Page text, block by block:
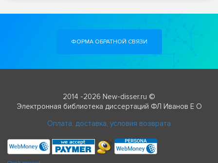
ФОРМА ОБРАТНОЙ СВЯЗИ
2014 -2026 New-disser.ru ©
Электронная библиотека диссертаций ФЛ Иванов Е О
Оплата, доставка, условия возврата